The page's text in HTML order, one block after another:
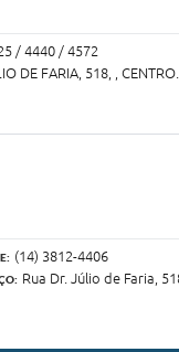
/ 4440 / 4572
DE FARIA, 518, , CENTRO.
(14) 3812-4406
Rua Dr. Júlio de Faria,